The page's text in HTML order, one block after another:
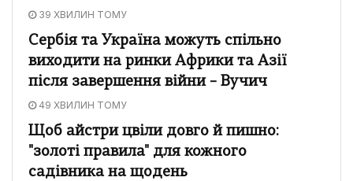
39 ХВИЛИН ТОМУ
Сербія та Україна можуть спільно
виходити на ринки Африки та Азії
після завершення війни – Вучич
49 ХВИЛИН ТОМУ
Щоб айстри цвіли довго й пишно:
"золоті правила" для кожного
садівника на щодень